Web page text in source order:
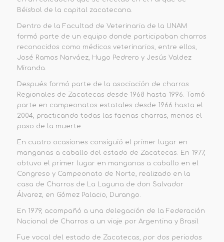
Béisbol de la capital zacatecana.
Dentro de la Facultad de Veterinaria de la UNAM
formó parte de un equipo donde participaban charros
reconocidos como médicos veterinarios, entre ellos,
José Ramos Narváez, Hugo Pedrero y Jesús Valdez
Miranda.
Después formó parte de la asociación de charros
Regionales de Zacatecas desde 1968 hasta 1996. Tomó
parte en campeonatos estatales desde 1966 hasta el
2004, practicando todas las faenas charras, menos el
paso de la muerte.
En cuatro ocasiones consiguió el primer lugar en
manganas a caballo del estado de Zacatecas. En 1977,
obtuvo el primer lugar en manganas a caballo en el
Congreso y Campeonato de Norte, realizado en la
casa de Charros de La Laguna de don Salvador
Álvarez, en Gómez Palacio, Durango.
En 1979, acompañó a una delegación de la Federación
Nacional de Charros a un viaje por Argentina y Brasil
Fue vocal del estado de Zacatecas, por dos periodos